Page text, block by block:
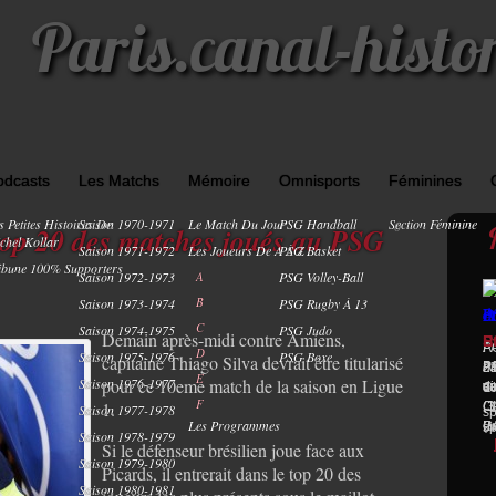
Paris.canal-
Petites Histoires De
Kollar
100% Supporters
Les Matchs
Saison 1970-1971
Saison 1971-1972
Saison 1972-1973
Saison 1973-1974
Saison 1974-1975
Saison 1975-1976
Saison 1976-1977
Saison 1977-1978
Saison 1978-1979
Saison 1979-1980
Saison 1980-1981
Mémoire
Le Match Du Jour
Les Joueurs De A À Z
A
B
C
D
E
F
Les Programmes
Omnisports
PSG Handball
PSG Basket
PSG Volley-Ball
PSG Rugby À 13
PSG Judo
PSG Boxe
Féminines
Section Féminine
0
20 des matches joués au PSG
Demain après-midi contre Amiens,
capitaine Thiago Silva devrait être titularisé
pour ce 10eme match de la saison en Ligue
1.
Si le défenseur brésilien joue face aux
Picards, il entrerait dans le top 20 des
: